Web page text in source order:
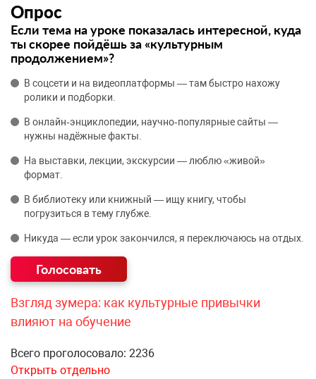
Опрос
Если тема на уроке показалась интересной, куда
ты скорее пойдёшь за «культурным
продолжением»?
В соцсети и на видеоплатформы — там быстро нахожу
ролики и подборки.
В онлайн‑энциклопедии, научно‑популярные сайты —
нужны надёжные факты.
На выставки, лекции, экскурсии — люблю «живой»
формат.
В библиотеку или книжный — ищу книгу, чтобы
погрузиться в тему глубже.
Никуда — если урок закончился, я переключаюсь на отдых.
Взгляд зумера: как культурные привычки
влияют на обучение
Всего проголосовало: 2236
Открыть отдельно